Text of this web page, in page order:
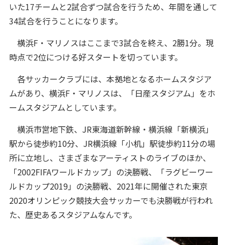
いた17チームと2試合ずつ試合を行うため、年間を通して
34試合を行うことになります。
横浜F・マリノスはここまで3試合を終え、2勝1分。現
時点で2位につける好スタートを切っています。
各サッカークラブには、本拠地となるホームスタジア
ムがあり、横浜F・マリノスは、「日産スタジアム」をホ
ームスタジアムとしています。
横浜市営地下鉄、JR東海道新幹線・横浜線「新横浜」
駅から徒歩約10分、JR横浜線「小机」駅徒歩約11分の場
所に立地し、さまざまなアーティストのライブのほか、
「2002FIFAワールドカップ」の決勝戦、「ラグビーワー
ルドカップ2019」の決勝戦、2021年に開催された東京
2020オリンピック競技大会サッカーでも決勝戦が行われ
た、歴史あるスタジアムなんです。